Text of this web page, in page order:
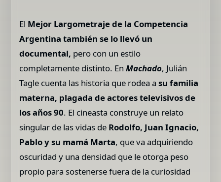
El Mejor Largometraje de la Competencia
Argentina también se lo llevó un
documental, pero con un estilo
completamente distinto. EnMachado, Julián
Tagle cuenta las historia que rodea asu familia
materna, plagada de actores televisivos de
los años 90. El cineasta construye un relato
singular de las vidas de Rodolfo, Juan Ignacio,
Pablo y su mamá Marta, que va adquiriendo
oscuridad y una densidad que le otorga peso
propio para sostenerse fuera de la curiosidad